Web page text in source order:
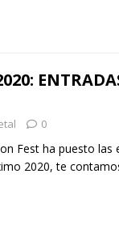
0
Fest ha puesto las
2020, te